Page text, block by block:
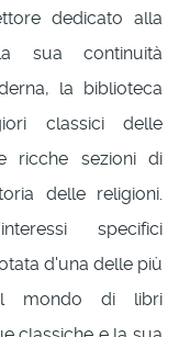
dedicato alla
sua continuità
la biblioteca
classici delle
ricche sezioni di
delle religioni.
specifici
d'una delle più
mondo di libri